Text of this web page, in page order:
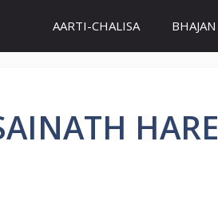
AARTI-CHALISA BHAJAN
HARE